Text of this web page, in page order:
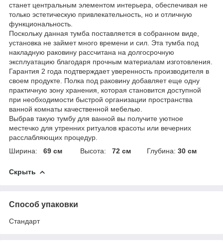
станет центральным элементом интерьера, обеспечивая не
только эстетическую привлекательность, но и отличную
функциональность.
Поскольку данная тумба поставляется в собранном виде,
установка не займет много времени и сил. Эта тумба под
накладную раковину рассчитана на долгосрочную
эксплуатацию благодаря прочным материалам изготовления.
Гарантия 2 года подтверждает уверенность производителя в
своем продукте. Полка под раковину добавляет еще одну
практичную зону хранения, которая становится доступной
при необходимости быстрой организации пространства
ванной комнаты качественной мебелью.
Выбрав такую тумбу для ванной вы получите уютное
местечко для утренних ритуалов красоты или вечерних
расслабляющих процедур.
Ширина:
69 см Высота: 72 см Глубина: 30 см
Скрыть
Способ упаковки
Стандарт